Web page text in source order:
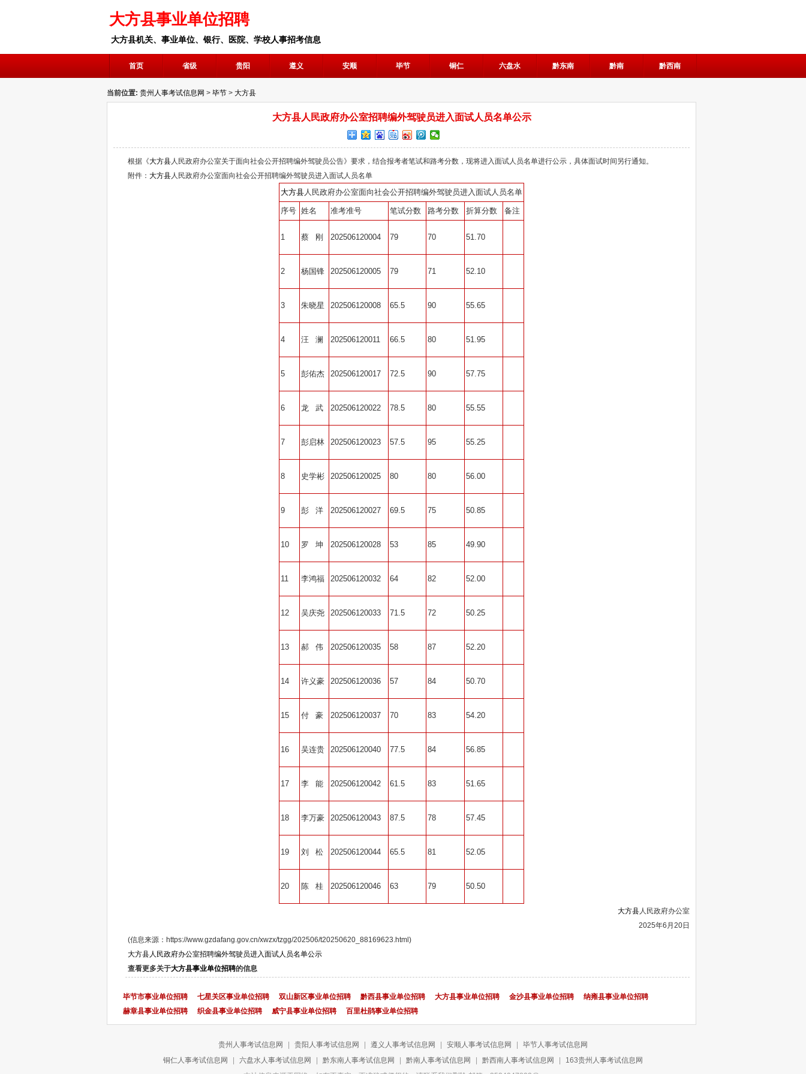
大方县事业单位招聘
大方县机关、事业单位、银行、医院、学校人事招考信息
首页 省级 贵阳 遵义 安顺 毕节 铜仁 六盘水 黔东南 黔南 黔西南
当前位置: 贵州人事考试信息网 > 毕节 > 大方县
大方县人民政府办公室招聘编外驾驶员进入面试人员名单公示
根据《大方县人民政府办公室关于面向社会公开招聘编外驾驶员公告》要求，结合报考者笔试和路考分数，现将进入面试人员名单进行公示，具体面试时间另行通知。
附件： 大方县人民政府办公室面向社会公开招聘编外驾驶员进入面试人员名单
大方县人民政府办公室面向社会公开招聘编外驾驶员进入面试人员名单
序号 姓名 准考准号 笔试分数 路考分数 折算分数 备注
1 蔡 刚 202506120004 79 70 51.70
2 杨国锋 202506120005 79 71 52.10
3 朱晓星 202506120008 65.5 90 55.65
4 汪 澜 202506120011 66.5 80 51.95
5 彭佑杰 202506120017 72.5 90 57.75
6 龙 武 202506120022 78.5 80 55.55
7 彭启林 202506120023 57.5 95 55.25
8 史学彬 202506120025 80 80 56.00
9 彭 洋 202506120027 69.5 75 50.85
10 罗 坤 202506120028 53 85 49.90
11 李鸿福 202506120032 64 82 52.00
12 吴庆尧 202506120033 71.5 72 50.25
13 郝 伟 202506120035 58 87 52.20
14 许义豪 202506120036 57 84 50.70
15 付 豪 202506120037 70 83 54.20
16 吴连贵 202506120040 77.5 84 56.85
17 李 能 202506120042 61.5 83 51.65
18 李万豪 202506120043 87.5 78 57.45
19 刘 松 202506120044 65.5 81 52.05
20 陈 桂 202506120046 63 79 50.50
大方县人民政府办公室
2025年6月20日
(信息来源：https://www.gzdafang.gov.cn/xwzx/tzgg/202506/t20250620_88169623.html)
大方县人民政府办公室招聘编外驾驶员进入面试人员名单公示
查看更多关于大方县事业单位招聘的信息
毕节市事业单位招聘 七星关区事业单位招聘 双山新区事业单位招聘 黔西县事业单位招聘 大方县事业单位招聘 金沙县事业单位招聘
纳雍县事业单位招聘
赫章县事业单位招聘
织金县事业单位招聘 威宁县事业单位招聘 百里杜鹃事业单位招聘
贵州人事考试信息网 贵阳人事考试信息网 遵义人事考试信息网 安顺人事考试信息网
毕节人事考试信息网
铜仁人事考试信息网
六盘水人事考试信息网 黔东南人事考试信息网 黔南人事考试信息网 黔西南人事考试信息网
163贵州人事考试信息网